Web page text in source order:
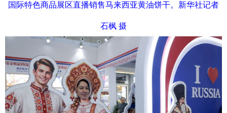
国际特色商品展区直播销售马来西亚黄油饼干。新华社记者
石枫 摄